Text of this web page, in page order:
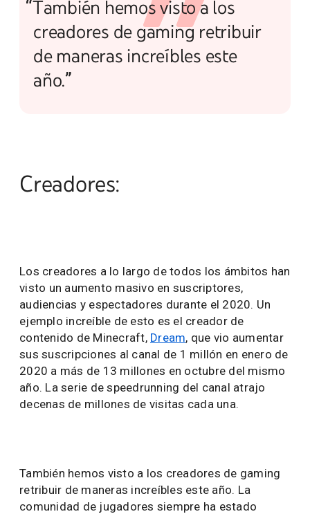
“También hemos visto a los
creadores de gaming retribuir
de maneras increíbles este
año.”
Creadores:
Los creadores a lo largo de todos los ámbitos han
visto un aumento masivo en suscriptores,
audiencias y espectadores durante el 2020. Un
ejemplo increíble de esto es el creador de
contenido de Minecraft, Dream, que vio aumentar
sus suscripciones al canal de 1 millón en enero de
2020 a más de 13 millones en octubre del mismo
año. La serie de speedrunning del canal atrajo
decenas de millones de visitas cada una.
También hemos visto a los creadores de gaming
retribuir de maneras increíbles este año. La
comunidad de jugadores siempre ha estado